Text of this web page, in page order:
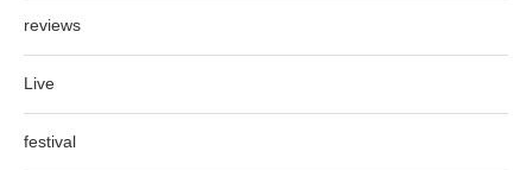
reviews
Live
festival